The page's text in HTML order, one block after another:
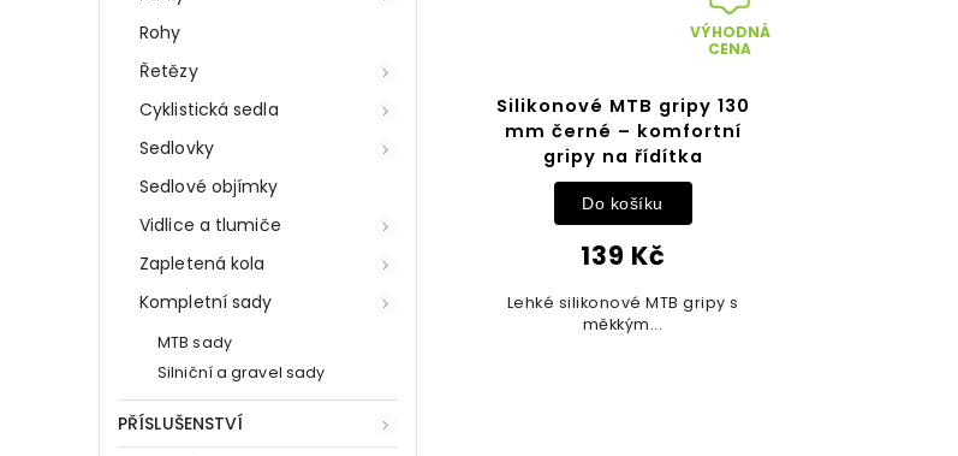
Rohy
Řetězy
Cyklistická sedla
Sedlovky
Sedlové objímky
Vidlice a tlumiče
Zapletená kola
Kompletní sady
MTB sady
Silniční a gravel sady
PŘÍSLUŠENSTVÍ
VÝHODNÁ
CENA
Silikonové MTB gripy 130
mm černé – komfortní
gripy na řídítka
139 Kč
Do košíku
Lehké silikonové MTB gripy s
měkkým...